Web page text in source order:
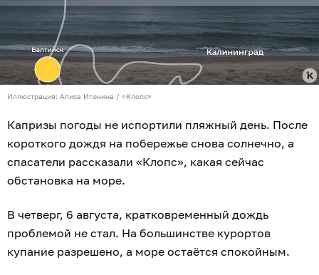
Иллюстрация: Алиса Игонина / «Клопс»
Капризы погоды не испортили пляжный день. После
короткого дождя на побережье снова солнечно, а
спасатели рассказали «Клопс», какая сейчас
обстановка на море.
В четверг, 6 августа, кратковременный дождь
проблемой не стал. На большинстве курортов
купание разрешено, а море остаётся спокойным.